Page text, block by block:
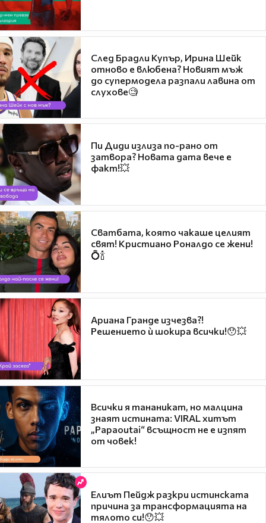
След Брадли Купър, Ирина Шейк
отново е влюбена? Новият мъж
до супермодела разпали лавина от
слухове🧐
Пи Диди излиза по-рано от
затвора? Новата дата вече е
факт!💥
Сватбата, която чакаше целият
свят! Кристиано Роналдо се жени!
💍🍾
Ариана Гранде изчезва?!
Решението ѝ шокира всички!😯💥
Всички я тананикат, но малцина
знаят истината: VIRAL хитът
„Papaoutai“ всъщност не е изпят
от човек!
Елиът Пейдж разкри истинската
причина за трансформацията на
тялото си!😯💥